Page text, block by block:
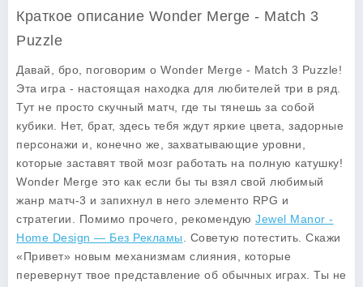
Краткое описание Wonder Merge - Match 3
Puzzle
Давай, бро, поговорим о Wonder Merge - Match 3 Puzzle!
Эта игра - настоящая находка для любителей три в ряд.
Тут не просто скучный матч, где ты тянешь за собой
кубики. Нет, брат, здесь тебя ждут яркие цвета, задорные
персонажи и, конечно же, захватывающие уровни,
которые заставят твой мозг работать на полную катушку!
Wonder Merge это как если бы ты взял свой любимый
жанр матч-3 и запихнул в него элементо RPG и
стратегии. Помимо прочего, рекомендую Jewel Manor -
Home Design — Без Рекламы . Советую потестить. Скажи
«Привет» новым механизмам слияния, которые
перевернут твое представление об обычных играх. Ты не